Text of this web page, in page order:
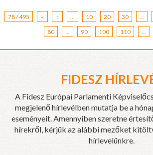
78 / 495 « ‹ 10 20 30
80
90 100 110
FIDESZ
A Fidesz Európai Parlamenti
megjelenő hírlevélben mutatja be a
eseményeit. Amennyiben szeretne
hírekről, kérjük az alábbi mezőket
hírlevelünkre.